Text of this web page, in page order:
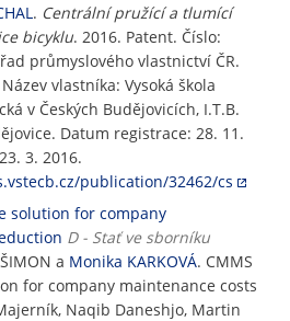
. Centrální pružící a tlumící
bicyklu. 2016. Patent. Číslo:
průmyslového vlastnictví ČR.
vlastníka: Vysoká škola
v Českých Budějovicích, I.T.B.
Datum registrace: 28. 11.
3. 2016.
publication/32462/cs
solution for company
D - Stať ve sborníku
a Monika KARKOVÁ. CMMS
for company maintenance costs
Naqib Daneshjo, Martin